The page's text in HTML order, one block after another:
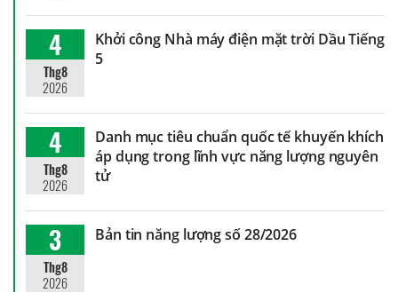
4
Thg8
2026
Khởi công Nhà máy điện mặt trời Dầu Tiếng
5
4
Thg8
2026
Danh mục tiêu chuẩn quốc tế khuyến khích
áp dụng trong lĩnh vực năng lượng nguyên
tử
3
Thg8
2026
Bản tin năng lượng số 28/2026